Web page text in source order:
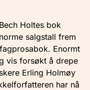
Holtes bok
salgstall frem
Enormt
vis forsøkt å drepe
Erling Holmøy
har nå